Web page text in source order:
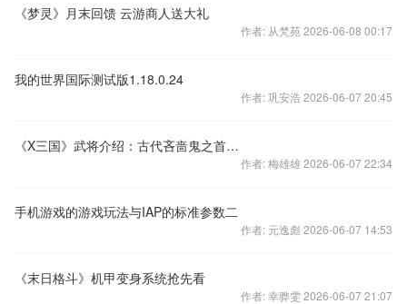
《梦灵》月末回馈 云游商人送大礼
作者: 从梵苑 2026-06-08 00:17
我的世界国际测试版1.18.0.24
作者: 巩安浩 2026-06-07 20:45
《X三国》武将介绍：古代吝啬鬼之首曹洪
作者: 梅雄雄 2026-06-07 22:34
手机游戏的游戏玩法与IAP的标准参数二
作者: 元逸彪 2026-06-07 14:53
《末日格斗》机甲变身系统抢先看
作者: 幸骅雯 2026-06-07 21:07